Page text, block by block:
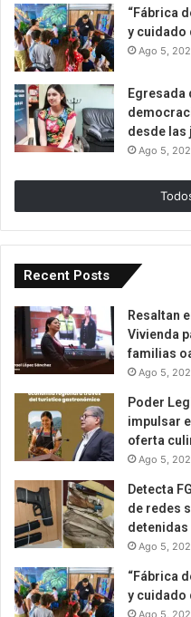
“Fábrica
y cuidado
Ago 5,
Egresada
desde las
Ago 5,
Recent Posts
Resaltan
Vivienda
familias
Ago 5,
Poder
impulsar
oferta
Ago 5,
Detecta
de redes
detenidas
Ago 5,
“Fábrica
y cuidado